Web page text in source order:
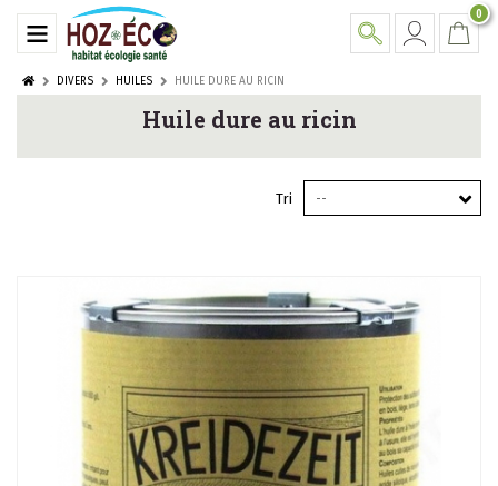
0
DIVERS HUILES HUILE DURE AU RICIN
Huile dure au ricin
Tri --